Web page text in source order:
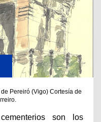
Pereiró (Vigo) Cortesía de
son los